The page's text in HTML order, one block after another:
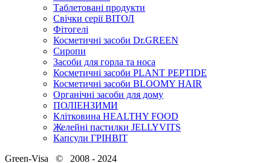
Таблетовані продукти
Свічки серії ВІТОЛ
Фітогелі
Косметичні засоби Dr.GREEN
Сиропи
Засоби для горла та носа
Косметичні засоби PLANT PEPTIDE
Косметичні засоби BLOOMY HAIR
Органічні засоби для дому
ПОЛІЕНЗИМИ
Клітковина HEALTHY FOOD
Желейні пастилки JELLYVITS
Капсули ГРІНВІТ
Green-Visa © 2008 - 2024